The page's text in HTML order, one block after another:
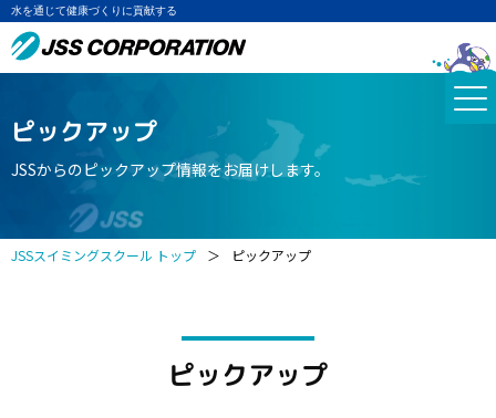
水を通じて健康づくりに貢献する
ピックアップ
JSSからのピックアップ情報をお届けします。
JSSスイミングスクール トップ ＞ ピックアップ
ピックアップ